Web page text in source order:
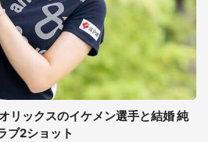
リックスのイケメン選手と結婚 純
ブ2ショット